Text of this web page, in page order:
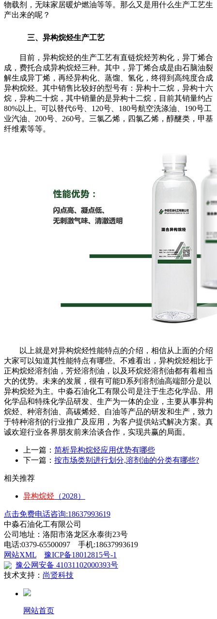
物载剂，无味家居暖炉燃油等等。那么又是用什么生产工艺生
产出来的呢？
三、异构烷烃生产工艺
目前，异构烷烃的生产工艺有直链烷烃芳构化，异丁烯合
成，费托合成异构烷烃三种。其中，异丁烯合成是由石脑油裂
解生成异丁烯，再经异构化、蒸馏、氢化，终得到高纯度合成
异构烷烃。其中销售比较好的型号有：异构十二烷，异构十六
烷，异构二十烷，其中销量的是异构十二烷，目前其销量约占
80%以上。可以替代6号、 120号、 180号航空洗涤油、 190号工
业汽油、 200号、 260号。三氯乙烯，四氯乙烯，醇醚类，甲基
纤维素等等。
以上就是对异构烷烃性能特点的介绍，相信从上面的介绍
大家可以知道其性能特点有哪些。不难看出，异构烷烃相比于
正构烷烃溶剂油，芳烃溶剂油，以及环烷烃溶剂油都有着相当
大的优势。未来的发展，很有可能D系列溶剂油高端部分是以
异构烷烃为主。中淼石油化工有限公司是注于生态化学品、用
化学品和特殊化学品研发、生产为一体的企业，主要从事异构
烷烃、种溶剂油、高碳烯烃、白油等产品的研发和生产，致力
于特种溶剂的行业推广及应用，为客户提供站式解决方案。真
诚欢迎行业各界朋友前来洽谈合作，实现共赢的局面。
上一篇： 简析异构烷烃应用优势有哪些
下一篇： 按市场类别进行划分,溶剂油的分类有哪些?
相关推荐
异构烷烃 （2028）
点击免费电话咨询:18637993619
中淼石油化工有限公司
公司地址：洛阳市洛龙区永泰街23号
电话:0379-65500097 手机:18637993619
网站XML
豫ICP备18012815号-1
豫公网安备 41031102000393号
技术支持： 尚贤科技
网站首页